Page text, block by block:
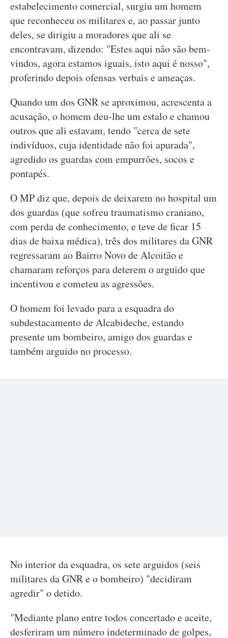
estabelecimento comercial, surgiu um homem
que reconheceu os militares e, ao passar junto
deles, se dirigiu a moradores que ali se
encontravam, dizendo: "Estes aqui não são bem-
vindos, agora estamos iguais, isto aqui é nosso",
proferindo depois ofensas verbais e ameaças.
Quando um dos GNR se aproximou, acrescenta a
acusação, o homem deu-lhe um estalo e chamou
outros que ali estavam, tendo "cerca de sete
indivíduos, cuja identidade não foi apurada",
agredido os guardas com empurrões, socos e
pontapés.
O MP diz que, depois de deixarem no hospital um
dos guardas (que sofreu traumatismo craniano,
com perda de conhecimento, e teve de ficar 15
dias de baixa médica), três dos militares da GNR
regressaram ao Bairro Novo de Alcoitão e
chamaram reforços para deterem o arguido que
incentivou e cometeu as agressões.
O homem foi levado para a esquadra do
subdestacamento de Alcabideche, estando
presente um bombeiro, amigo dos guardas e
também arguido no processo.
No interior da esquadra, os sete arguidos (seis
militares da GNR e o bombeiro) "decidiram
agredir" o detido.
"Mediante plano entre todos concertado e aceite,
desferiram um número indeterminado de golpes,